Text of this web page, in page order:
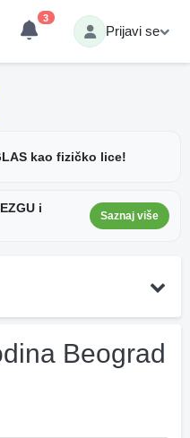
3
Prijavi se
kao fizičko lice!
i
Saznaj više
Beograd